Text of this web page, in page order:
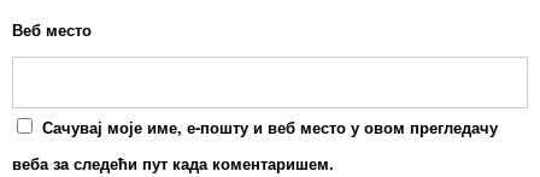
Веб место
Сачувај моје име, е-пошту и веб место у овом прегледачу
веба за следећи пут када коментаришем.